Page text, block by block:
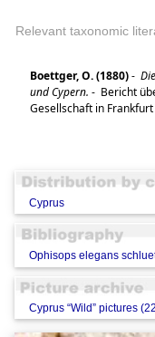
Relevant taxonomic
Boettger, O. (1880)-
und Cypern. - Bericht
Gesellschaft in
Cyprus
Ophisops elegans
Cyprus “Wild” pictures